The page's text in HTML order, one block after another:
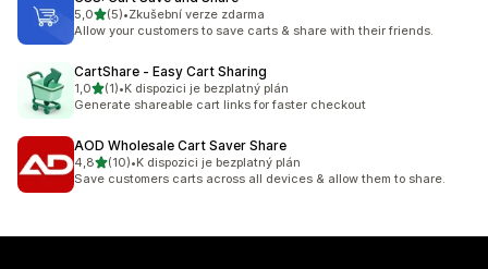
5,0z 5 hvězd
(5)
Celkový počet recenzí: 5
•Zkušební verze zdarma
Allow your customers to save carts & share with their friends.
CartShare ‑ Easy Cart Sharing
1,0z 5 hvězd
(1)
Celkový počet recenzí: 1
•K dispozici je bezplatný plán
Generate shareable cart links for faster checkout
AOD Wholesale Cart Saver Share
4,8z 5 hvězd
(10)
Celkový počet recenzí: 10
•K dispozici je bezplatný plán
Save customers carts across all devices & allow them to share.